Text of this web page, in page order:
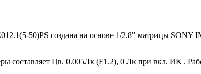
50)PS создана на основе 1/2.8" матрицы
составляет Цв. 0.005Лк (F1.2), 0 Лк при вкл. ИК .